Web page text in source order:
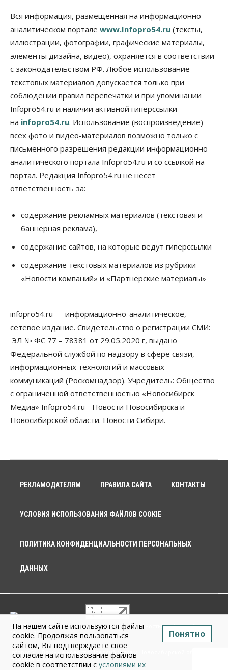
Вся информация, размещенная на информационно-
аналитическом портале www.Infopro54.ru (тексты,
иллюстрации, фотографии, графические материалы,
элементы дизайна, видео), охраняется в соответствии
с законодательством РФ. Любое использование
текстовых материалов допускается только при
соблюдении правил перепечатки и при упоминании
Infopro54.ru и наличии активной гиперссылки
на infopro54.ru. Использование (воспроизведение)
всех фото и видео-материалов возможно только с
письменного разрешения редакции информационно-
аналитического портала Infopro54.ru и со ссылкой на
портал. Редакция Infopro54.ru не несет
ответственность за:
содержание рекламных материалов (текстовая и
баннерная реклама),
содержание сайтов, на которые ведут гиперссылки
содержание текстовых материалов из рубрики
«Новости компаний» и «Партнерские материалы»
infopro54.ru — информационно-аналитическое,
сетевое издание. Свидетельство о регистрации СМИ:
ЭЛ № ФС 77 – 78381 от 29.05.2020 г, выдано
Федеральной службой по надзору в сфере связи,
информационных технологий и массовых
коммуникаций (Роскомнадзор). Учредитель: Общество
с ограниченной ответственностью «Новосибирск
Медиа» Infopro54.ru - Новости Новосибирска и
Новосибирской области. Новости Сибири.
РЕКЛАМОДАТЕЛЯМ ПРАВИЛА САЙТА КОНТАКТЫ
УСЛОВИЯ ИСПОЛЬЗОВАНИЯ ФАЙЛОВ COOKIE
ПОЛИТИКА КОНФИДЕНЦИАЛЬНОСТИ ПЕРСОНАЛЬНЫХ
ДАННЫХ
© 2026 г. Общество с ограниченной ответственностью «Новосибирск
Медиа» 18+
Infopro54 - Важные новости Новосибирска и Новосибирской области.
Новости Сибири
На нашем сайте используются файлы
cookie. Продолжая пользоваться
сайтом, Вы подтверждаете свое
согласие на использование файлов
cookie в соответствии с условиями их
Понятно